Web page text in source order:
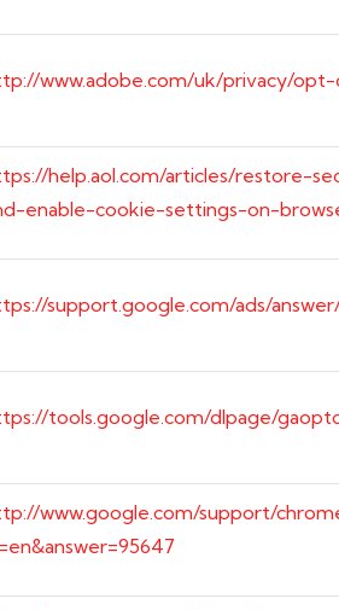
www.adobe.com/uk/privacy/
help.aol.com/articles/restore-
enable-cookie-settings-on-
support.google.com/ads/
tools.google.com/dlpage/
www.google.com/support/